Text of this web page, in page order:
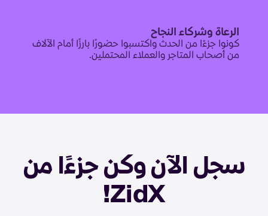
الرعاة وشركاء النجاح
كونوا جزءًا من الحدث واكتسبوا حضورًا بارزًا أمام الآلاف
من أصحاب المتاجر والعملاء المحتملين.
سجل الآن وكن جزءًا من
ZidX!